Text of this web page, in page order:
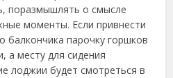
поразмышлять о смысле
моменты. Если привнести
балкончика парочку горшков
а месту для сидения
лоджии будет смотреться в